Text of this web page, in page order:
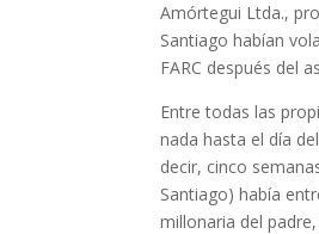
Amórtegui Ltda.,
Santiago habían
FARC des­pués del
Entre todas las
nada hasta el día
decir, cinco
Santiago) había
millonaria del